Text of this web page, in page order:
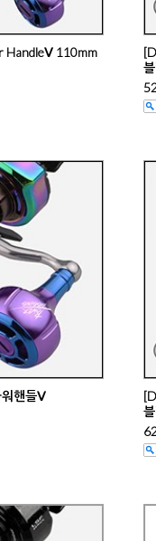
HandleⅤ 110mm
워핸들Ⅴ